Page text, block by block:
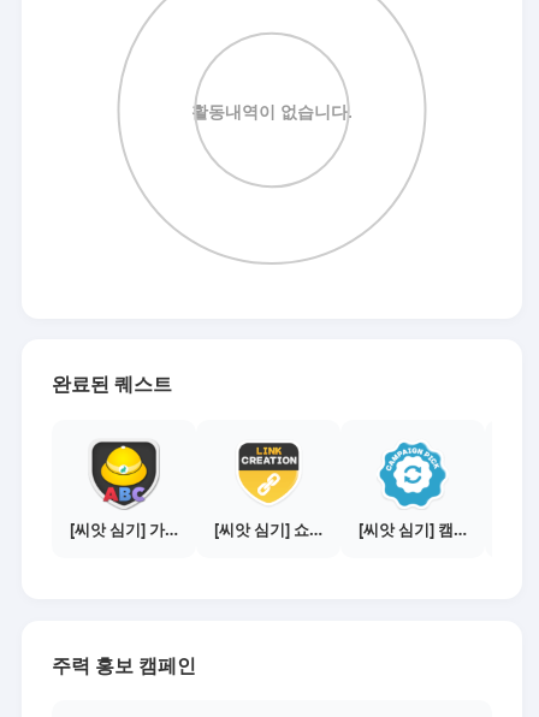
완료된 퀘스트
[씨앗 심기] 가이드보기 - 매체별 활동 가이드 [씨앗 심기] 쇼핑몰 링크 발급하기 - 제휴몰 10곳 [씨앗 심기] 캠페인 전환하기
주력 홍보 캠페인